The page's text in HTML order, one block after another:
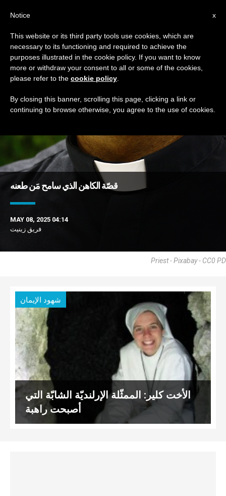
TAG
Posts Tagged ‘إرلندا’
DERNIÈRES NOUVELLES
قصّة الكاهن الذي سامح مَن طعنه
MAY 08, 2025 04:14
فريق زينيت
Priest - Pixabay - CC0 PD
شهود الإيمان
الأخت كلير: الممثّلة الإرلنديّة الشابّة التي
أصبحت راهبة
x
Notice
This website or its third party tools use cookies, which are
necessary to its functioning and required to achieve the
purposes illustrated in the cookie policy. If you want to know
more or withdraw your consent to all or some of the cookies,
please refer to the cookie policy
By closing this banner, scrolling this page, clicking a link or
continuing to browse otherwise, you agree to the use of cookies.